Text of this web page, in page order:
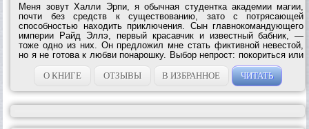
Меня зовут Халли Эрпи, я обычная студентка академии магии,
почти без средств к существованию, зато с потрясающей
способностью находить приключения. Сын главнокомандующего
империи Райд Эллэ, первый красавчик и известный бабник, —
тоже одно из них. Он предложил мне стать фиктивной невестой,
но я не готова к любви понарошку. Выбор непрост: покориться или
преступить...
О КНИГЕ
ОТЗЫВЫ В ИЗБРАННОЕ ЧИТАТЬ